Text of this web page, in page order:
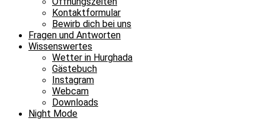
Kontaktformular
Bewirb dich bei uns
Fragen und Antworten
Wissenswertes
Wetter in Hurghada
Gästebuch
Instagram
Webcam
Downloads
Night Mode